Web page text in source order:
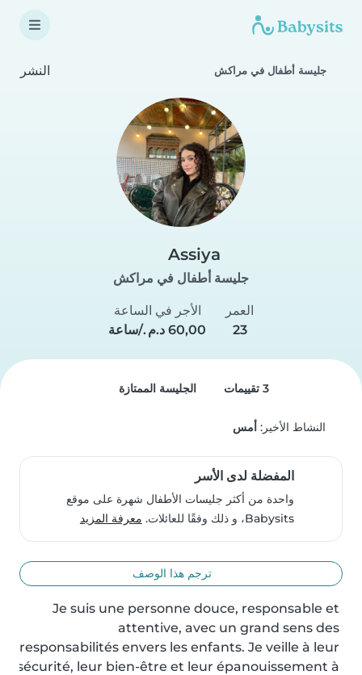
جليسة أطفال في مراكش النشر
Assiya
جليسة أطفال في مراكش
العمر
23
الأجر في الساعة
3 تقييمات الجليسة الممتازة
النشاط الأخير:أمس
المفضلة لدى الأسر
واحدة من أكثر جليسات الأطفال شهرة على موقع
Babysits، و ذلك وفقًا للعائلات.
معرفة المزيد
ترجم هذا الوصف
Je suis une personne douce, responsable et
attentive, avec un grand sens des
responsabilités envers les enfants. Je veille à leur
sécurité, leur bien-être et leur épanouissement à